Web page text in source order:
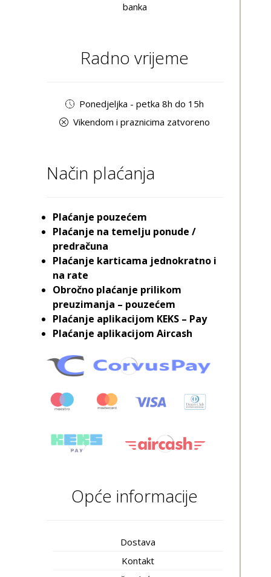
banka
Radno vrijeme
Ponedjeljka - petka 8h do 15h
Vikendom i praznicima zatvoreno
Način plaćanja
Plaćanje pouzećem
Plaćanje na temelju ponude /
predračuna
Plaćanje karticama jednokratno i
na rate
Obročno plaćanje prilikom
preuzimanja – pouzećem
Plaćanje aplikacijom KEKS – Pay
Plaćanje aplikacijom Aircash
Opće informacije
Dostava
Kontakt